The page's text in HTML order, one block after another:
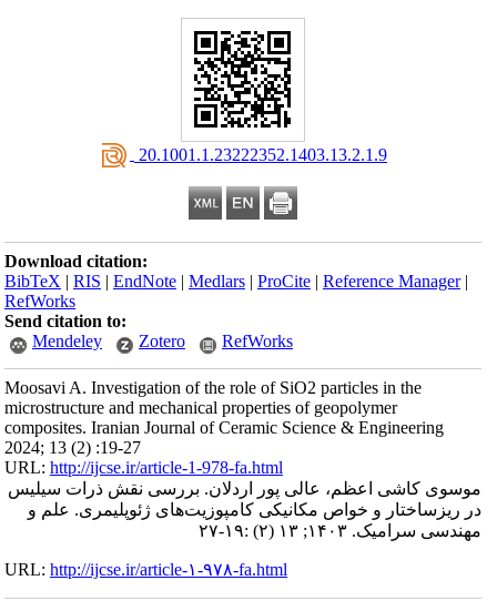
‎ 20.1001.1.23222352.1403.13.2.1.9
Download citation:
BibTeX |RIS |EndNote |Medlars |ProCite |Reference Manager
RefWorks
Send citation to:
Mendeley
Zotero RefWorks
Moosavi A. Investigation of the role of SiO2 particles in the
microstructure and mechanical properties of geopolymer
composites. Iranian Journal of Ceramic Science & Engineering
2024; 13 (2) :19-27
URL:http://ijcse.ir/article-1-978-fa.html
موسوی کاشی اعظم، عالی پور اردلان. بررسی نقش ذرات سیلیس
در ریزساختار و خواص مکانیکی کامپوزیت‌های ژئوپلیمری. علم و
مهندسی سرامیک. ۱۴۰۳; ۱۳ (۲) :۱۹-۲۷
URL:http://ijcse.ir/article-۱-۹۷۸-fa.html